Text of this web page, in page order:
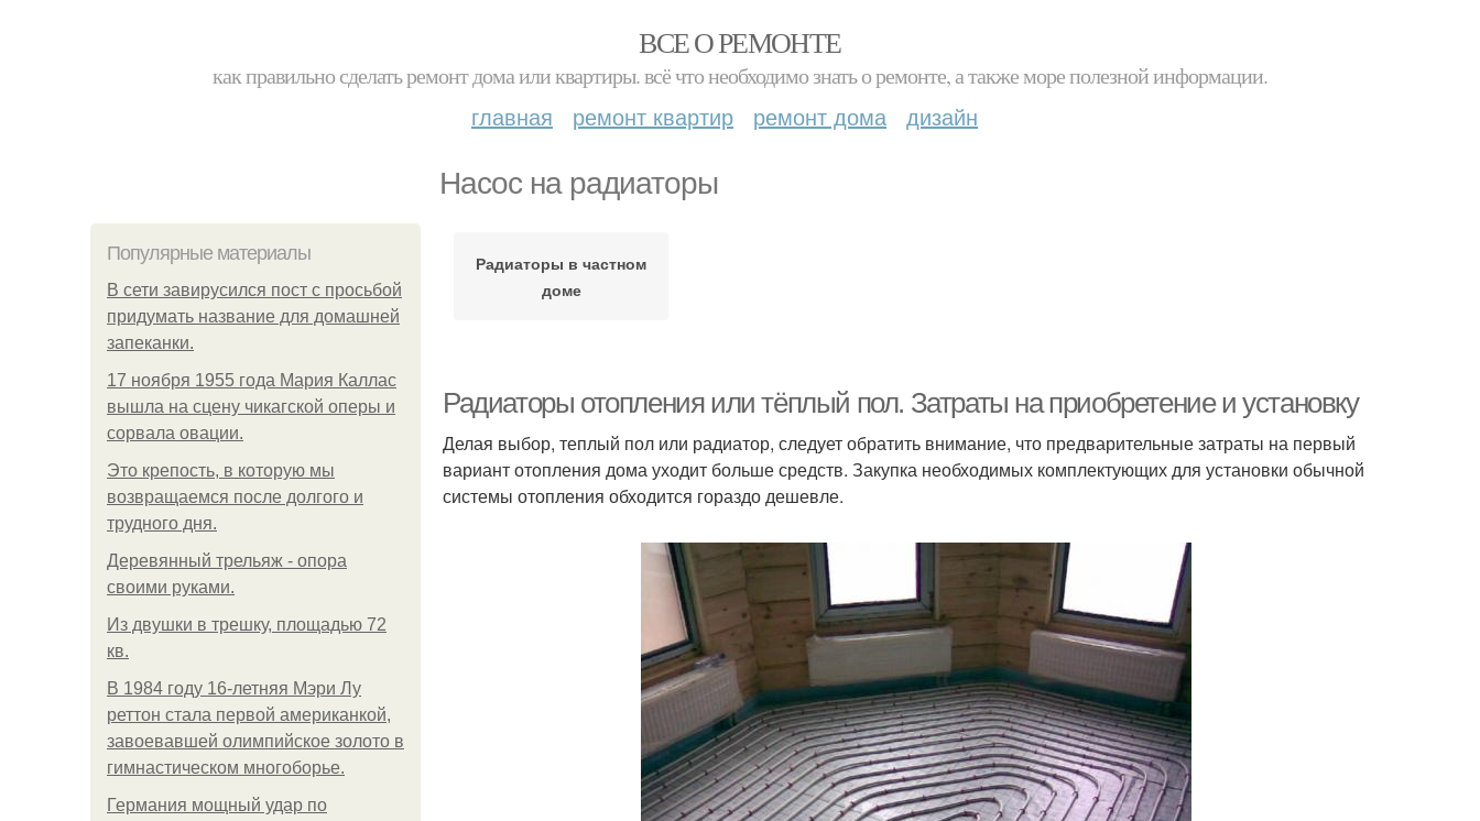
ВСЕ О РЕМОНТЕ
как правильно сделать ремонт дома или квартиры. всё что необходимо знать о ремонте, а также море полезной информации.
главная ремонт квартир ремонт дома дизайн
Насос на радиаторы
Популярные материалы
В сети завирусился пост с просьбой
придумать название для домашней
запеканки.
17 ноября 1955 года Мария Каллас
вышла на сцену чикагской оперы и
сорвала овации.
Это крепость, в которую мы
возвращаемся после долгого и
трудного дня.
Деревянный трельяж - опора
своими руками.
Из двушки в трешку, площадью 72
кв.
В 1984 году 16-летняя Мэри Лу
реттон стала первой американкой,
завоевавшей олимпийское золото в
гимнастическом многоборье.
Германия мощный удар по
Радиаторы в частном
доме
Радиаторы отопления или тёплый пол. Затраты на приобретение и установку
Делая выбор, теплый пол или радиатор, следует обратить внимание, что предварительные затраты на первый
вариант отопления дома уходит больше средств. Закупка необходимых комплектующих для установки обычной
системы отопления обходится гораздо дешевле.